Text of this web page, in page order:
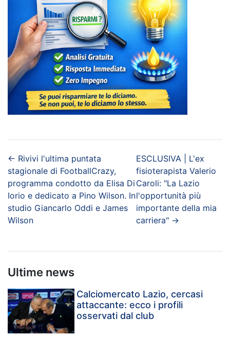
← Rivivi l'ultima puntata
stagionale di FootballCrazy,
programma condotto da Elisa Di
Iorio e dedicato a Pino Wilson. In
studio Giancarlo Oddi e James
Wilson
ESCLUSIVA | L'ex
fisioterapista Valerio
Caroli: "La Lazio
l'opportunità più
importante della mia
carriera" →
Ultime news
Calciomercato Lazio, cercasi
attaccante: ecco i profili
osservati dal club